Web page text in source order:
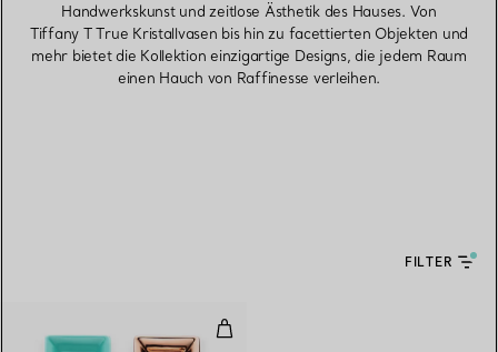
Handwerkskunst und zeitlose Ästhetik des Hauses. Von
Tiffany T True Kristallvasen bis hin zu facettierten Objekten und
mehr bietet die Kollektion einzigartige Designs, die jedem Raum
einen Hauch von Raffinesse verleihen.
FILTER
Metallic Vide-Poche-Set